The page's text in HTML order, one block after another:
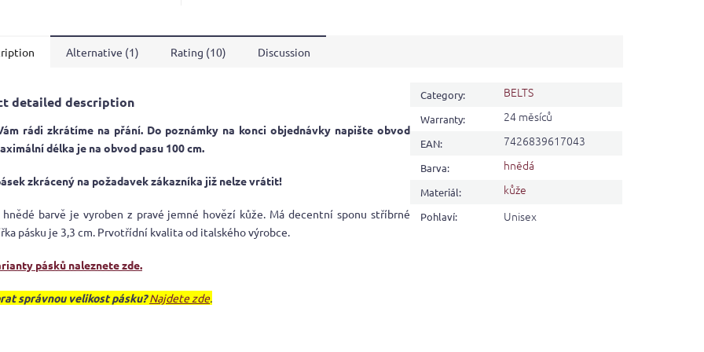
Alternative (1) Rating (10) Discussion
detailed description
rádi zkrátíme na přání. Do poznámky na konci objednávky napište obvod
délka je na obvod pasu 100 cm.
zkrácený na požadavek zákazníka již nelze vrátit!
hnědé barvě je vyroben z pravé jemné hovězí kůže. Má decentní sponu stříbrné
pásku je 3,3 cm. Prvotřídní kvalita od italského výrobce.
pásků naleznete zde.
správnou velikost pásku? Najdete zde.
Category: BELTS
Warranty: 24 měsíců
EAN: 7426839617043
Barva: hnědá
Materiál: kůže
Pohlaví: Unisex